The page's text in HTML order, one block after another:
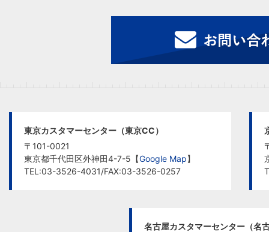
東京カスタマーセンター（東京CC）
〒101-0021
東京都千代田区外神田4-7-5【Google Map】
TEL:03-3526-4031/FAX:03-3526-0257
名古屋カスタマーセンター（名